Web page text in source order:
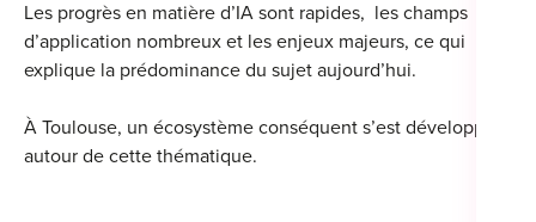
Les progrès en matière d’IA sont rapides, les champs
d’application nombreux et les enjeux majeurs, ce qui
explique la prédominance du sujet aujourd’hui.
À Toulouse, un écosystème conséquent s’est développé
autour de cette thématique.